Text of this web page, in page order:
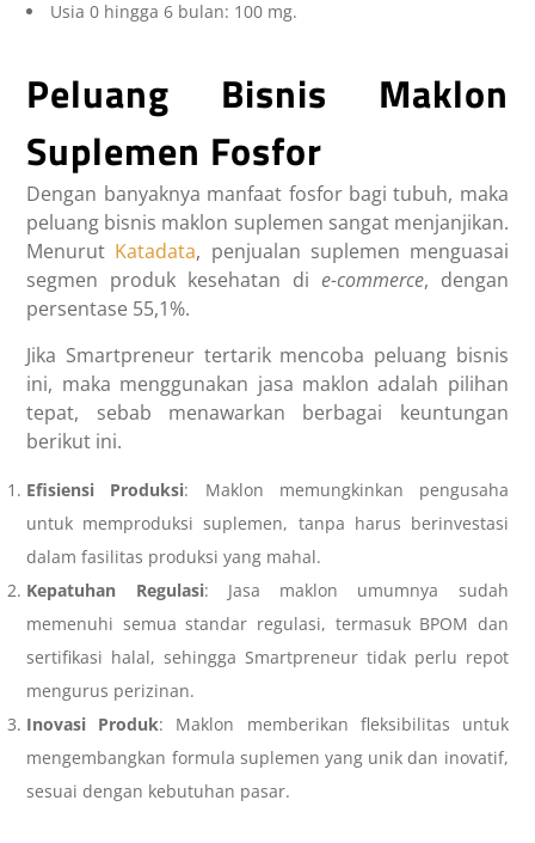
Usia 0 hingga 6 bulan: 100 mg.
Peluang Bisnis Maklon
Suplemen Fosfor
Dengan banyaknya manfaat fosfor bagi tubuh, maka
peluang bisnis maklon suplemen sangat menjanjikan.
Menurut Katadata, penjualan suplemen menguasai
segmen produk kesehatan di e-commerce, dengan
persentase 55,1%.
Jika Smartpreneur tertarik mencoba peluang bisnis
ini, maka menggunakan jasa maklon adalah pilihan
tepat, sebab menawarkan berbagai keuntungan
berikut ini.
Efisiensi Produksi: Maklon memungkinkan pengusaha
untuk memproduksi suplemen, tanpa harus berinvestasi
dalam fasilitas produksi yang mahal.
Kepatuhan Regulasi: Jasa maklon umumnya sudah
memenuhi semua standar regulasi, termasuk BPOM dan
sertifikasi halal, sehingga Smartpreneur tidak perlu repot
mengurus perizinan.
Inovasi Produk: Maklon memberikan fleksibilitas untuk
mengembangkan formula suplemen yang unik dan inovatif,
sesuai dengan kebutuhan pasar.